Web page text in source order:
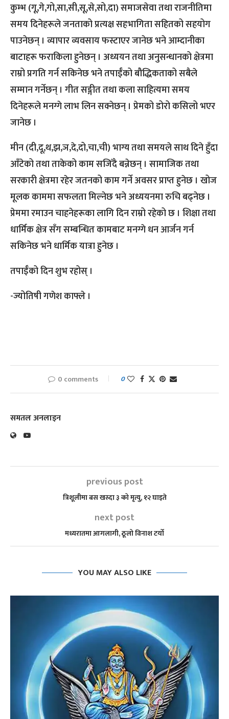
कुम्भ (गू,गे,गो,सा,सी,सू,से,सो,दा) समाजसेवा तथा राजनीतिमा
समय दिनेहरूले जनताको प्रत्यक्ष सहभागिता सहितको सहयोग
पाउनेछन् । व्यापार व्यवसाय फस्टाएर जानेछ भने आम्दानीका
बाटाहरू फराकिला हुनेछन् । अध्ययन तथा अनुसन्धानको क्षेत्रमा
राम्रो प्रगति गर्न सकिनेछ भने तपाईँको बौद्धिकताको सबैले
सम्मान गर्नेछन् । गीत सङ्गीत तथा कला साहित्यमा समय
दिनेहरूले मनग्गे लाभ लिन सक्नेछन् । प्रेमको डोरो कसिलो भएर
जानेछ ।
मीन (दी,दू,थ,झ,ञ,दे,दो,चा,ची) भाग्य तथा समयले साथ दिने हुँदा
आँटेको तथा ताकेको काम सजिँदै बन्नेछन् । सामाजिक तथा
सरकारी क्षेत्रमा रहेर जतनको काम गर्ने अवसर प्राप्त हुनेछ । खोज
मूलक काममा सफलता मिल्नेछ भने अध्ययनमा रुचि बढ्नेछ ।
प्रेममा रमाउन चाहनेहरूका लागि दिन राम्रो रहेको छ । शिक्षा तथा
धार्मिक क्षेत्र सँग सम्बन्धित कामबाट मनग्गे धन आर्जन गर्न
सकिनेछ भने धार्मिक यात्रा हुनेछ ।
तपाईँको दिन शुभ रहोस् ।
-ज्योतिषी गणेश काफ्ले ।
0 comments 0
समतल अनलाइन
previous post
त्रिशूलीमा बस खस्दा ३ को मृत्यु, १२ घाइते
next post
मध्यरातमा आगलागी, ठूलो विनाश टर्यो
YOU MAY ALSO LIKE